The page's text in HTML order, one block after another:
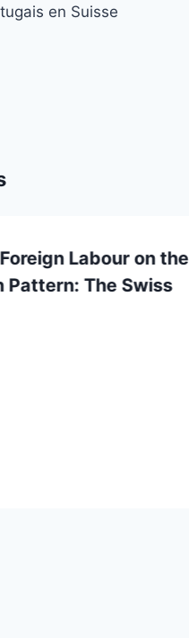
en Suisse
Labour on the
Pattern: The Swiss